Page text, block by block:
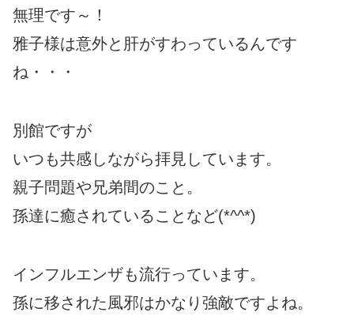
無理です～！
雅子様は意外と肝がすわっているんです
ね・・・
別館ですが
いつも共感しながら拝見しています。
親子問題や兄弟間のこと。
孫達に癒されていることなど(*^^*)
インフルエンザも流行っています。
孫に移された風邪はかなり強敵ですよね。